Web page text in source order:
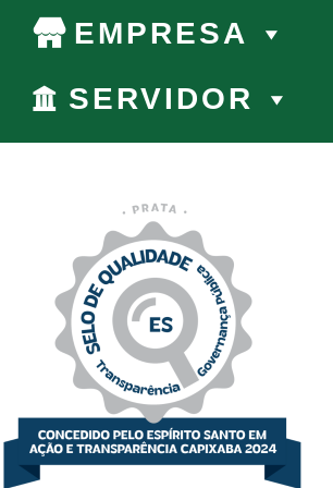
EMPRESA
SERVIDOR